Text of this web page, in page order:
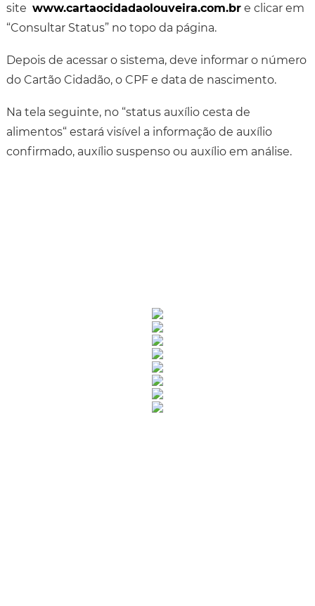
site www.cartaocidadaolouveira.com.bre clicar em
“Consultar Status” no topo da página.
Depois de acessar o sistema, deve informar o número
do Cartão Cidadão, o CPF e data de nascimento.
Na tela seguinte, no “status auxílio cesta de
alimentos“ estará visível a informação de auxílio
confirmado, auxílio suspenso ou auxílio em análise.